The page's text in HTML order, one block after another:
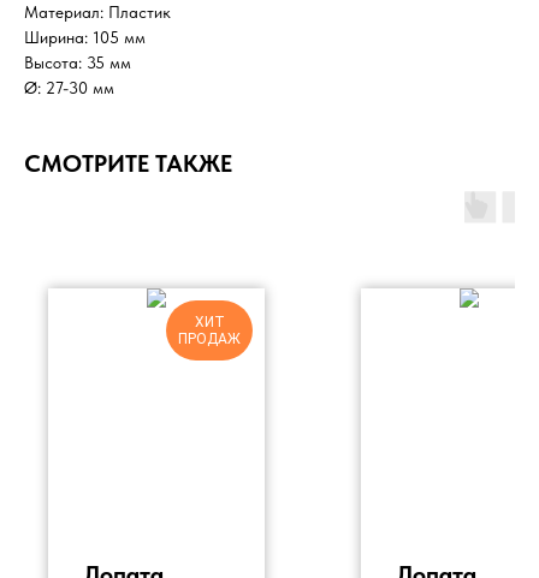
Материал: Пластик
Ширина: 105 мм
Высота: 35 мм
Ø: 27-30 мм
СМОТРИТЕ ТАКЖЕ
ХИТ
ПРОДАЖ